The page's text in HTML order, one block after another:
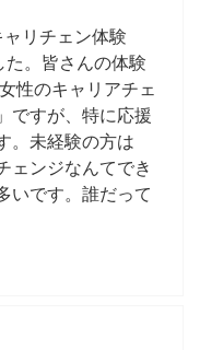
リチェン体験
。皆さんの体験
性のキャリアチェ
ですが、特に応援
。未経験の方は
ェンジなんてでき
いです。誰だって